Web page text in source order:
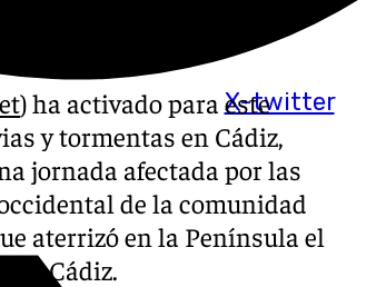
X-twitter
) ha activado para este
y tormentas en Cádiz,
jornada afectada por las
de la comunidad
aterrizó en la Península el
de Cádiz.